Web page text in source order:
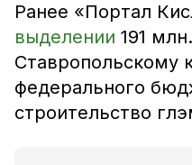
Ранее «Портал
выделении 191
Ставропольскому
федерального
строительство